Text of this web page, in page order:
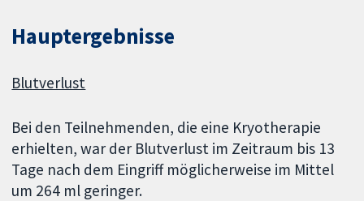
Hauptergebnisse
Blutverlust
Bei den Teilnehmenden, die eine Kryotherapie
erhielten, war der Blutverlust im Zeitraum bis 13
Tage nach dem Eingriff möglicherweise im Mittel
um 264 ml geringer.